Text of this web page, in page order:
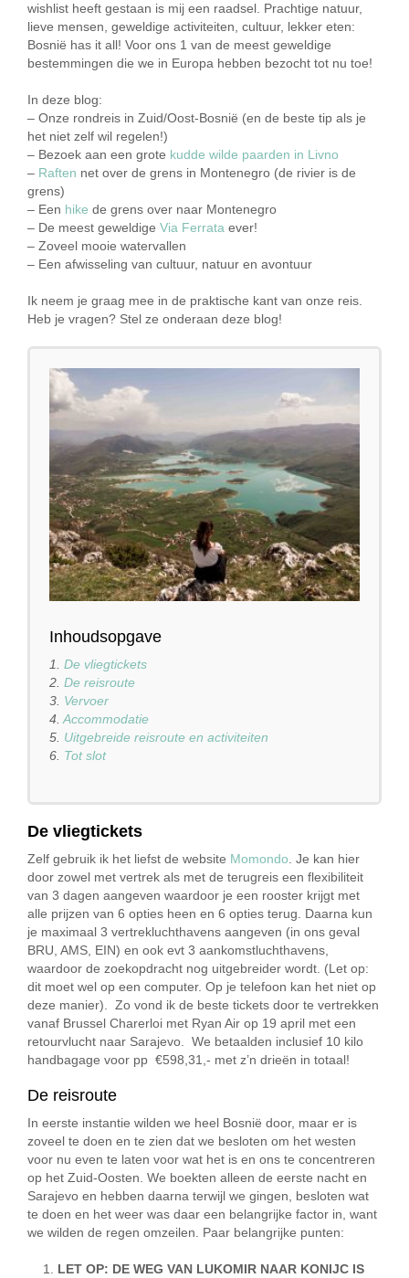
wishlist heeft gestaan is mij een raadsel. Prachtige natuur,
lieve mensen, geweldige activiteiten, cultuur, lekker eten:
Bosnië has it all! Voor ons 1 van de meest geweldige
bestemmingen die we in Europa hebben bezocht tot nu toe!
In deze blog:
– Onze rondreis in Zuid/Oost-Bosnië (en de beste tip als je
het niet zelf wil regelen!)
– Bezoek aan een grote kudde wilde paarden in Livno
– Raften net over de grens in Montenegro (de rivier is de
grens)
– Een hike de grens over naar Montenegro
– De meest geweldige Via Ferrata ever!
– Zoveel mooie watervallen
– Een afwisseling van cultuur, natuur en avontuur
Ik neem je graag mee in de praktische kant van onze reis.
Heb je vragen? Stel ze onderaan deze blog!
Inhoudsopgave
1. De vliegtickets
2. De reisroute
3. Vervoer
4.Accommodatie
5. Uitgebreide reisroute en activiteiten
6. Tot slot
De vliegtickets
Zelf gebruik ik het liefst de website Momondo . Je kan hier
door zowel met vertrek als met de terugreis een flexibiliteit
van 3 dagen aangeven waardoor je een rooster krijgt met
alle prijzen van 6 opties heen en 6 opties terug. Daarna kun
je maximaal 3 vertrekluchthavens aangeven (in ons geval
BRU, AMS, EIN) en ook evt 3 aankomstluchthavens,
waardoor de zoekopdracht nog uitgebreider wordt. (Let op:
dit moet wel op een computer. Op je telefoon kan het niet op
deze manier). Zo vond ik de beste tickets door te vertrekken
vanaf Brussel Charerloi met Ryan Air op 19 april met een
retourvlucht naar Sarajevo. We betaalden inclusief 10 kilo
handbagage voor pp €598,31,- met z’n drieën in totaal!
De reisroute
In eerste instantie wilden we heel Bosnië door, maar er is
zoveel te doen en te zien dat we besloten om het westen
voor nu even te laten voor wat het is en ons te concentreren
op het Zuid-Oosten. We boekten alleen de eerste nacht en
Sarajevo en hebben daarna terwijl we gingen, besloten wat
te doen en het weer was daar een belangrijke factor in, want
we wilden de regen omzeilen. Paar belangrijke punten:
LET OP: DE WEG VAN LUKOMIR NAAR KONIJC IS